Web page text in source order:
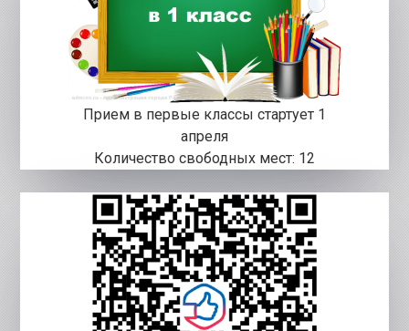
Прием в первые классы стартует 1
апреля
Количество свободных мест: 12